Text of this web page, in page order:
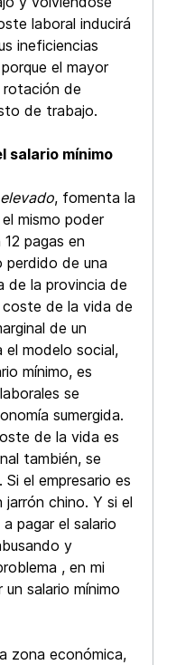
laboral inducirá
ineficiencias
el mayor
rotación de
de trabajo.
salario mínimo
, fomenta la
mismo poder
pagas en
perdido de una
de la provincia de
coste de la vida de
de un
el modelo social,
mínimo, es
se
sumergida.
de la vida es
también, se
el empresario es
jarrón chino. Y si el
pagar el salario
y
, en mi
salario mínimo
zona económica,